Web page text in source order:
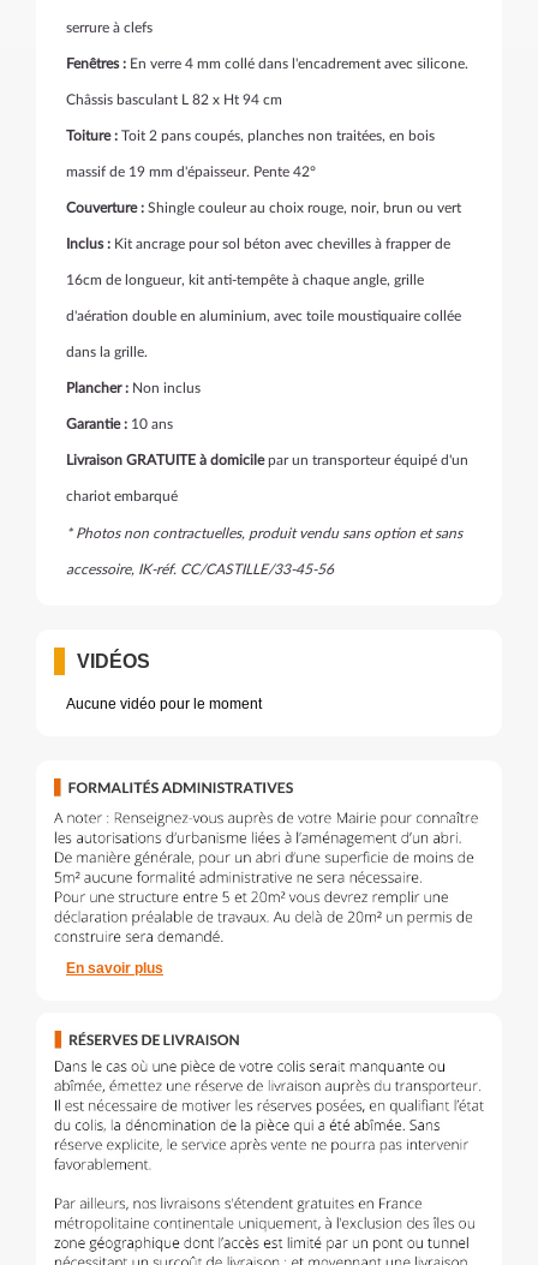
serrure à clefs
Fenêtres : En verre 4 mm collé dans l'encadrement avec silicone.
Châssis basculant L 82 x Ht 94 cm
Toiture : Toit 2 pans coupés, planches non traitées, en bois
massif de 19 mm d'épaisseur. Pente 42°
Couverture : Shingle couleur au choix rouge, noir, brun ou vert
Inclus : Kit ancrage pour sol béton avec chevilles à frapper de
16cm de longueur, kit anti-tempête à chaque angle, grille
d'aération double en aluminium, avec toile moustiquaire collée
dans la grille.
Plancher : Non inclus
Garantie : 10 ans
Livraison GRATUITE à domicilepar un transporteur équipé d'un
chariot embarqué
* Photos non contractuelles, produit vendu sans option et sans
accessoire, IK-réf. CC/CASTILLE/33-45-56
VIDÉOS
Aucune vidéo pour le moment
En savoir plus